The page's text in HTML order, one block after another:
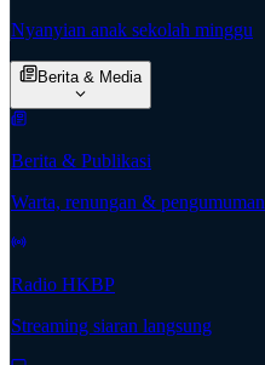
Nyanyian anak sekolah minggu
Berita & Media
Berita & Publikasi
Warta, renungan & pengumuman
Radio HKBP
Streaming siaran langsung